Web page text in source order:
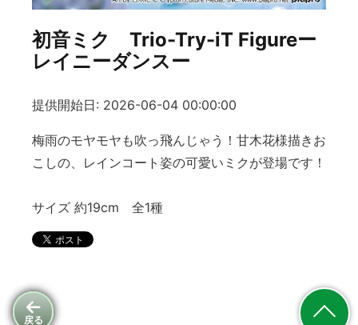
戻る
初音ミク Trio-Try-iT Figureー
レイニーダンスー
提供開始日: 2026-06-04 00:00:00
梅雨のモヤモヤも吹っ飛んじゃう！甘木花様描きお
こしの、レインコート姿の可愛いミクが登場です！
サイズ 約19cm 全1種